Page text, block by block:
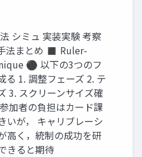
シミュ 実装実験 考察
法まとめ ◼ Ruler-
⚫ 以下の3つのフ
る 1. 調整フェーズ 2. テ
3. スクリーンサイズ確
加者の負担はカード課
いが， キャリブレーシ
高く，統制の成功を研
きると期待